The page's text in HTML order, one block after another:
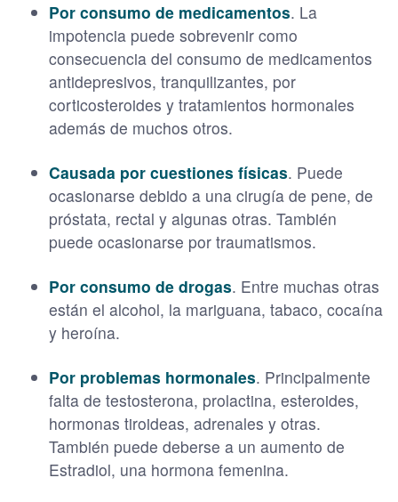
Por consumo de medicamentos. La
impotencia puede sobrevenir como
consecuencia del consumo de medicamentos
antidepresivos, tranquilizantes, por
corticosteroides y tratamientos hormonales
además de muchos otros.
Causada por cuestiones físicas. Puede
ocasionarse debido a una cirugía de pene, de
próstata, rectal y algunas otras. También
puede ocasionarse por traumatismos.
Por consumo de drogas. Entre muchas otras
están el alcohol, la mariguana, tabaco, cocaína
y heroína.
Por problemas hormonales. Principalmente
falta de testosterona, prolactina, esteroides,
hormonas tiroideas, adrenales y otras.
También puede deberse a un aumento de
Estradiol, una hormona femenina.